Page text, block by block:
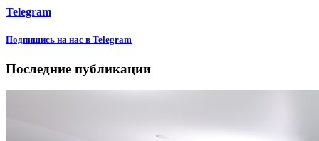
Telegram
Подпишиcь на нас в Telegram
Последние публикации